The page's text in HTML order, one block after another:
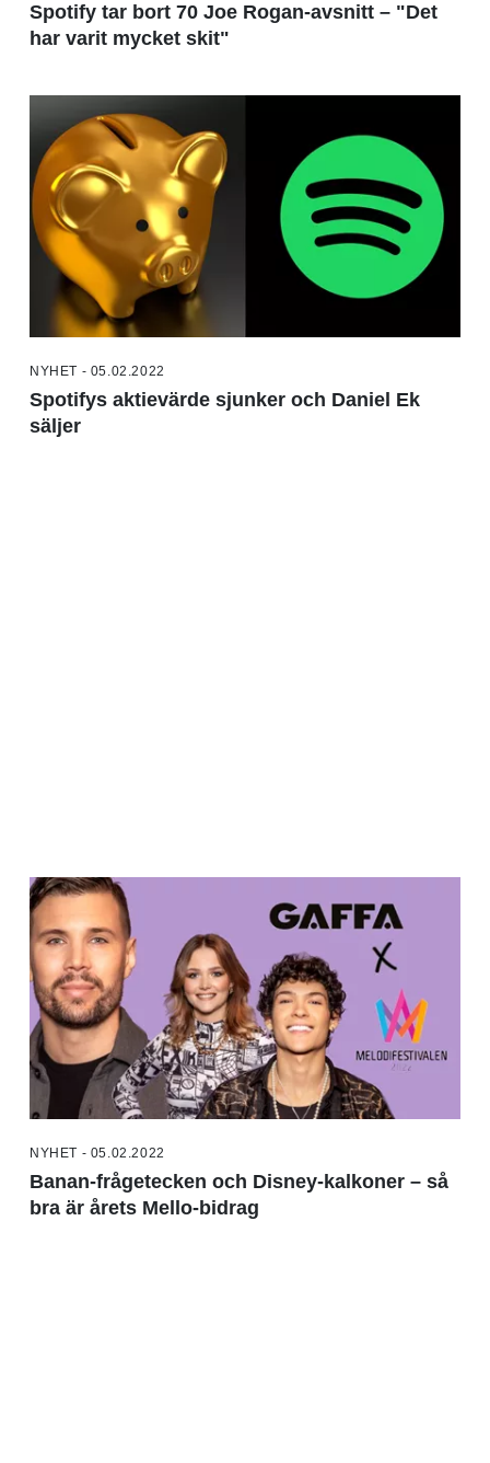
Spotify tar bort 70 Joe Rogan-avsnitt – "Det
har varit mycket skit"
NYHET - 05.02.2022
Spotifys aktievärde sjunker och Daniel Ek
säljer
NYHET - 05.02.2022
Banan-frågetecken och Disney-kalkoner – så
bra är årets Mello-bidrag